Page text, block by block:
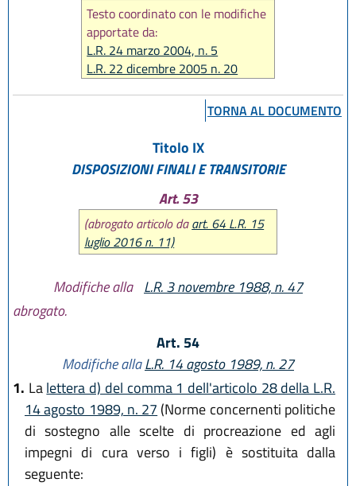
Testo coordinato con le modifiche
apportate da:
L.R. 24 marzo 2004, n. 5
L.R. 22 dicembre 2005 n. 20
L.R. 23 dicembre 2010 n. 14
L.R. 22 dicembre 2011 n. 21
L.R. 21 dicembre 2012 n. 19
L.R. 20 dicembre 2013 n. 28
L.R. 30 luglio 2015, n. 13
L.R. 15 luglio 2016 n. 11
L.R. 19 dicembre 2016, n. 24
L.R. 6 novembre 2019, n. 22
L.R. 10 dicembre 2019, n. 29
L.R. 25 luglio 2025, n. 9
TORNA AL DOCUMENTO
Titolo IX
DISPOSIZIONI FINALI E TRANSITORIE
Art. 53
(abrogato articolo daart. 64 L.R. 15
luglio 2016 n. 11)
Modifiche alla L.R. 3 novembre 1988, n. 47
abrogato.
Art. 54
Modifiche allaL.R. 14 agosto 1989, n. 27
1. Lalettera d) del comma 1 dell'articolo 28 della L.R.
14 agosto 1989, n. 27 (Norme concernenti politiche
di sostegno alle scelte di procreazione ed agli
impegni di cura verso i figli) è sostituita dalla
seguente: